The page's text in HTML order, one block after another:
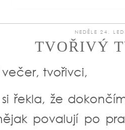
NEDĚLE 24.
TVOŘIVÝ
tvořivci,
řekla, že
povalují po